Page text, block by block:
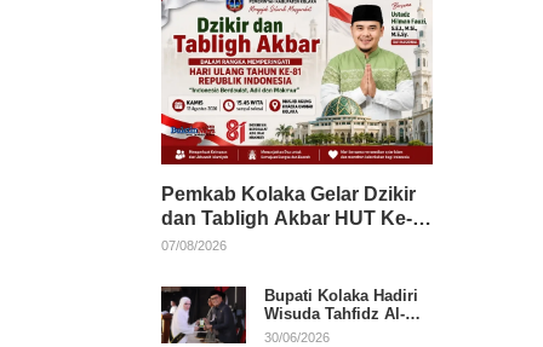
Pemkab Kolaka Gelar Dzikir
dan Tabligh Akbar HUT Ke-
81 RI, Hadirkan Dai Nasional
07/08/2026
Bupati Kolaka Hadiri
Wisuda Tahfidz Al-
Qur’an, Komitmen
30/06/2026